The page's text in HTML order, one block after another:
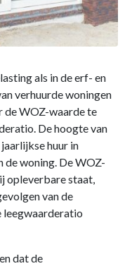
als in de erf- en
verhuurde woningen
de WOZ-waarde te
De hoogte van
huur in
woning. De WOZ-
opleverbare staat,
van de
leegwaarderatio
dat de